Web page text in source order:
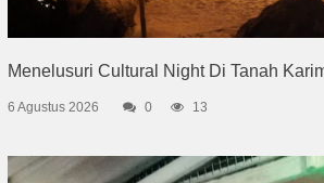
Menelusuri Cultural Night Di Tanah
6 Agustus 2026 0 13